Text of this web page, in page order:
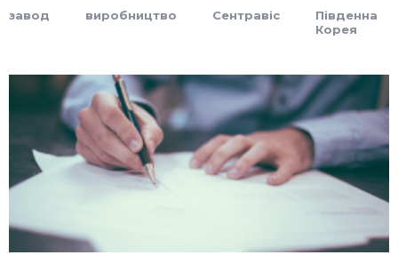
завод виробництво Сентравіс
Південна
Корея